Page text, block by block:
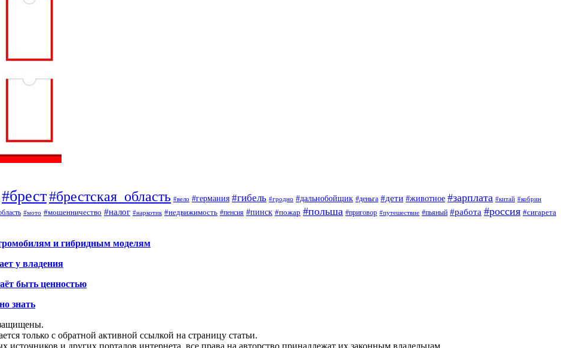
#брест#брестская_область #вело #германия #гибель #гродно #дальнобойщик #деньга #дети #животное #зарплата #китай #кобрин
#мото #мошенничество #налог #наркотик #недвижимость #пенсия #пинск #пожар #польша #приговор #путешествие #пьяный #работа #россия #сигарета
и гибридным моделям
у владения
быть ценностью
знать
только с обратной активной ссылкой на страницу статьи.
и других порталов интернета, все права на авторство принадлежат их законным владельцам.